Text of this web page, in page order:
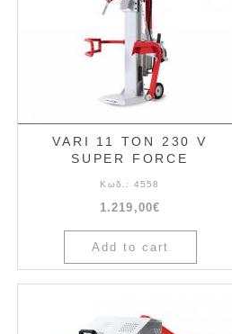
VARI 11 TON 230 V
SUPER FORCE
Κωδ.: 4558
1.219,00€